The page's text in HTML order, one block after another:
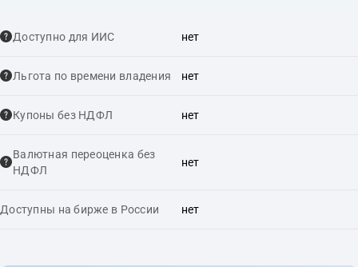
Доступно для ИИС нет
Льгота по времени владения нет
Купоны без НДФЛ нет
Валютная переоценка без
НДФЛ
нет
Доступны на бирже в России нет